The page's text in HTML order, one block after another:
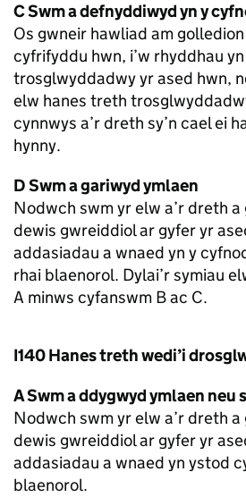
C Swm a defnyddiwyd yn y
Os gwneir hawliad am
cyfrifyddu hwn, i’w rhyddhau
trosglwyddadwy yr ased hwn,
elw hanes treth
cynnwys a’r dreth sy’n cael ei
hynny.
D Swm a gariwyd ymlaen
Nodwch swm yr elw a’r dreth a
dewis gwreiddiol ar gyfer yr
addasiadau a wnaed yn y
rhai blaenorol. Dylai’r symiau
A minws cyfanswm B ac C.
I140 Hanes treth wedi’i
A Swm a ddygwyd ymlaen neu
Nodwch swm yr elw a’r dreth a
dewis gwreiddiol ar gyfer yr
addasiadau a wnaed yn ystod
blaenorol.